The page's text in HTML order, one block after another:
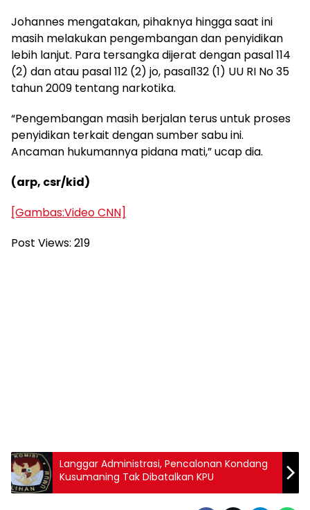
Johannes mengatakan, pihaknya hingga saat ini
masih melakukan pengembangan dan penyidikan
lebih lanjut. Para tersangka dijerat dengan pasal 114
(2) dan atau pasal 112 (2) jo, pasal132 (1) UU RI No 35
tahun 2009 tentang narkotika.
“Pengembangan masih berjalan terus untuk proses
penyidikan terkait dengan sumber sabu ini.
Ancaman hukumannya pidana mati,” ucap dia.
(arp, csr/kid)
[Gambas:Video CNN]
Post Views: 219
Langgar Administrasi, Pencalonan Kondang
Kusumaning Tak Dibatalkan KPU